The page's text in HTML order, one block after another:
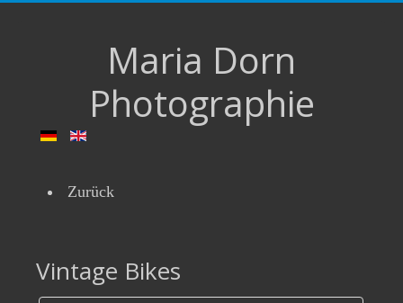
Maria Dorn
Photographie
Zurück
Vintage Bikes